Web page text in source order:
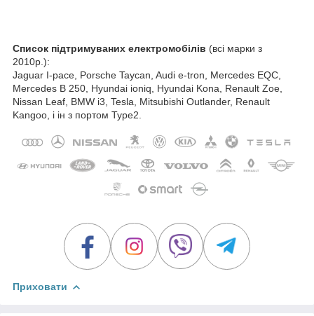
Список підтримуваних електромобілів (всі марки з
2010р.):
Jaguar I-pace, Porsche Taycan, Audi e-tron, Mercedes EQC,
Mercedes B 250, Hyundai ioniq, Hyundai Kona, Renault Zoe,
Nissan Leaf, BMW i3, Tesla, Mitsubishi Outlander, Renault
Kangoo, і ін з портом Type2.
Приховати